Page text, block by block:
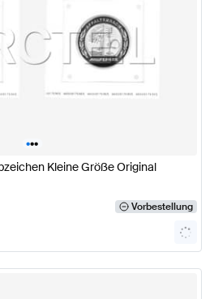
•••
Kleine Größe Original
Vorbestellung